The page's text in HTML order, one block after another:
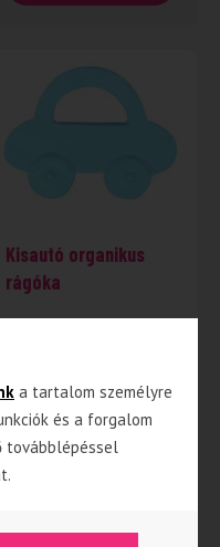
Kisautó organikus
rágóka
3 090Ft
TOVÁBB
a tartalom személyre
és a forgalom
továbblépéssel